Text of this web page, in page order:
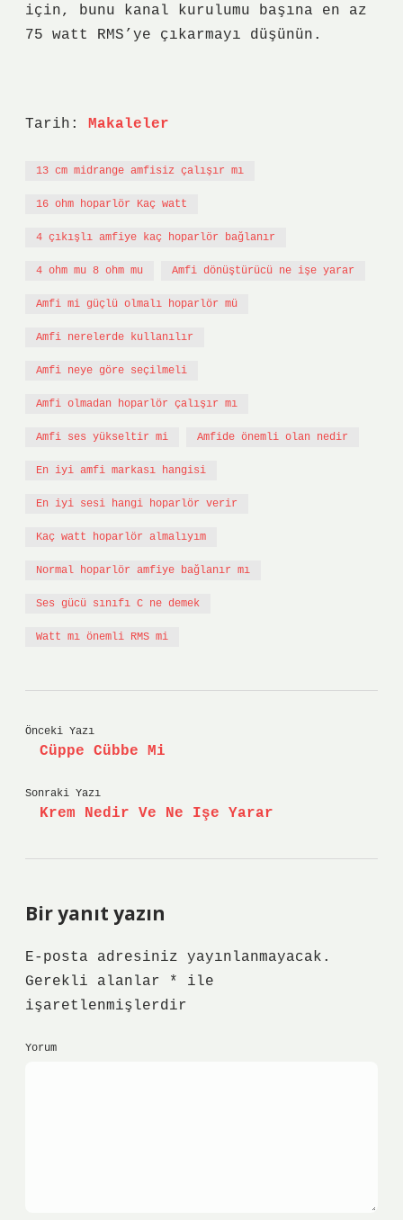
için, bunu kanal kurulumu başına en az
75 watt RMS’ye çıkarmayı düşünün.
Tarih: Makaleler
13 cm midrange amfisiz çalışır mı
16 ohm hoparlör Kaç watt
4 çıkışlı amfiye kaç hoparlör bağlanır
4 ohm mu 8 ohm mu Amfi dönüştürücü ne işe yarar
Amfi mi güçlü olmalı hoparlör mü
Amfi nerelerde kullanılır
Amfi neye göre seçilmeli
Amfi olmadan hoparlör çalışır mı
Amfi ses yükseltir mi Amfide önemli olan nedir
En iyi amfi markası hangisi
En iyi sesi hangi hoparlör verir
Kaç watt hoparlör almalıyım
Normal hoparlör amfiye bağlanır mı
Ses gücü sınıfı C ne demek
Watt mı önemli RMS mi
Önceki Yazı
Cüppe Cübbe Mi
Sonraki Yazı
Krem Nedir Ve Ne Işe Yarar
Bir yanıt yazın
E-posta adresiniz yayınlanmayacak.
Gerekli alanlar
*
ile
işaretlenmişlerdir
Yorum